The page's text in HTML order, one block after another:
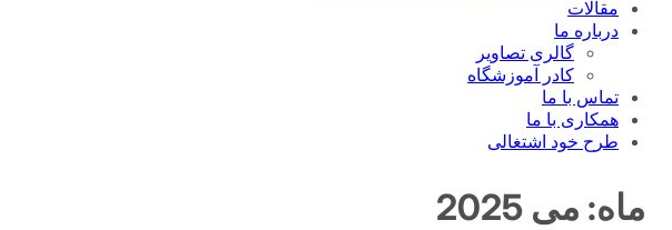
مقالات
درباره ما
گالری تصاویر
کادر آموزشگاه
تماس با ما
همکاری با ما
طرح خود اشتغالی
ماه: می 2025